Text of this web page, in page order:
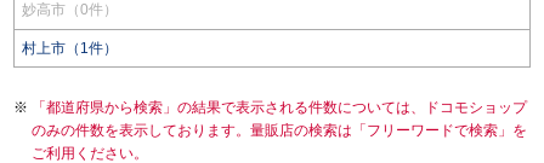
妙高市（0件）
村上市（1件）
「都道府県から検索」の結果で表示される件数については、ドコモショップ
のみの件数を表示しております。量販店の検索は「フリーワードで検索」を
ご利用ください。